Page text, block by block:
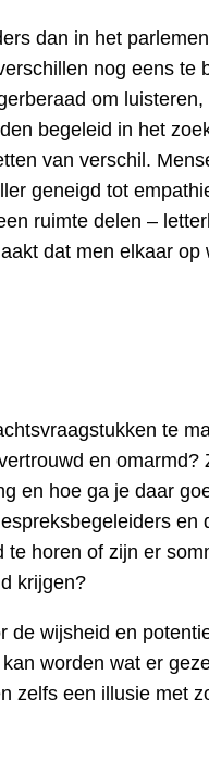
dan in het
nog eens te
om
begeleid in het
van verschil.
geneigd tot
ruimte delen –
dat men elkaar op
te
en omarmd?
en hoe ga je daar
en
te horen of zijn er
krijgen?
de wijsheid en
worden wat er
zelfs een illusie met